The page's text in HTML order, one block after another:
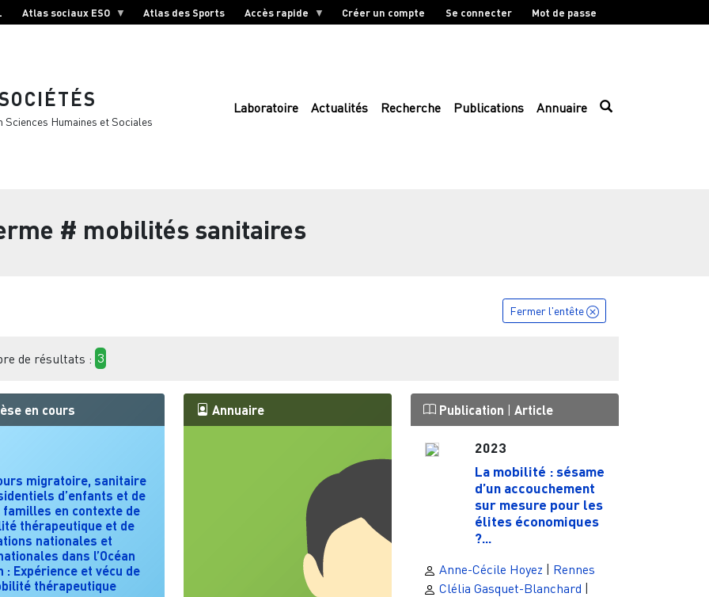
Atlas sociaux ESO Atlas des Sports Accès rapide Créer un compte Se connecter Mot de passe
Humaines et Sociales
Laboratoire Actualités Recherche Publications Annuaire
# mobilités sanitaires
Fermer l'entête
de résultats : 3
en cours
migratoire, sanitaire
d’enfants et de
en contexte de
thérapeutique et de
nationales et
dans l’Océan
: Expérience et vécu de
thérapeutique
Annuaire Publication | Article
2023
La mobilité : sésame
d’un accouchement
sur mesure pour les
élites économiques
?...
Anne-Cécile Hoyez | Rennes
Clélia Gasquet-Blanchard |